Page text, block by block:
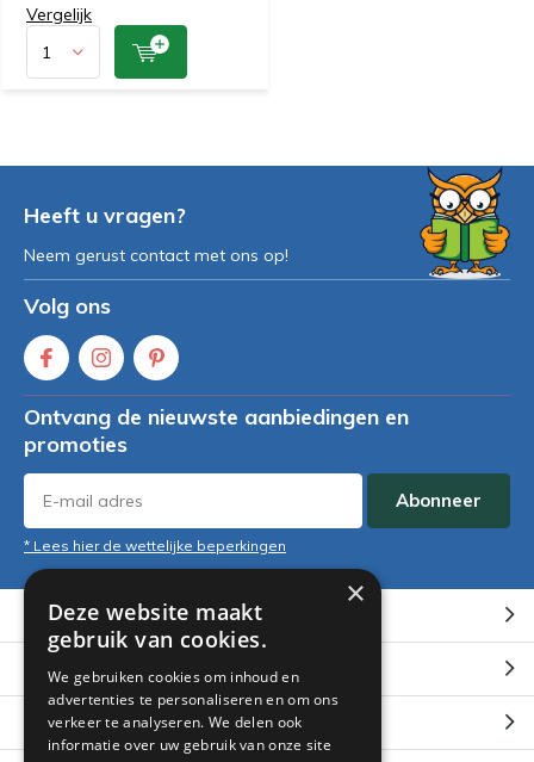
Vergelijk
Heeft u vragen?
Neem gerust contact met ons op!
Volg ons
Ontvang de nieuwste aanbiedingen en
promoties
Abonneer
* Lees hier de wettelijke beperkingen
Klantenservice
Mijn account
Categorieën
×
Deze website maakt
gebruik van cookies.
We gebruiken cookies om inhoud en
advertenties te personaliseren en om ons
verkeer te analyseren. We delen ook
informatie over uw gebruik van onze site